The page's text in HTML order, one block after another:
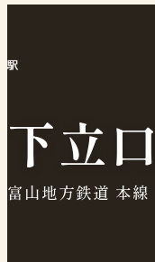
駅
下立口
富山地方鉄道 本線